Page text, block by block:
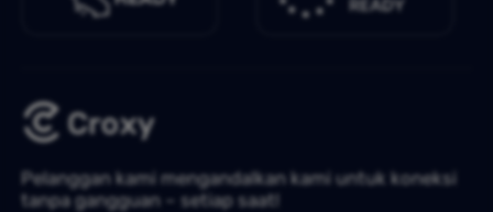
Pelanggan kami mengandalkan kami untuk koneksi
tanpa gangguan – setiap saat!